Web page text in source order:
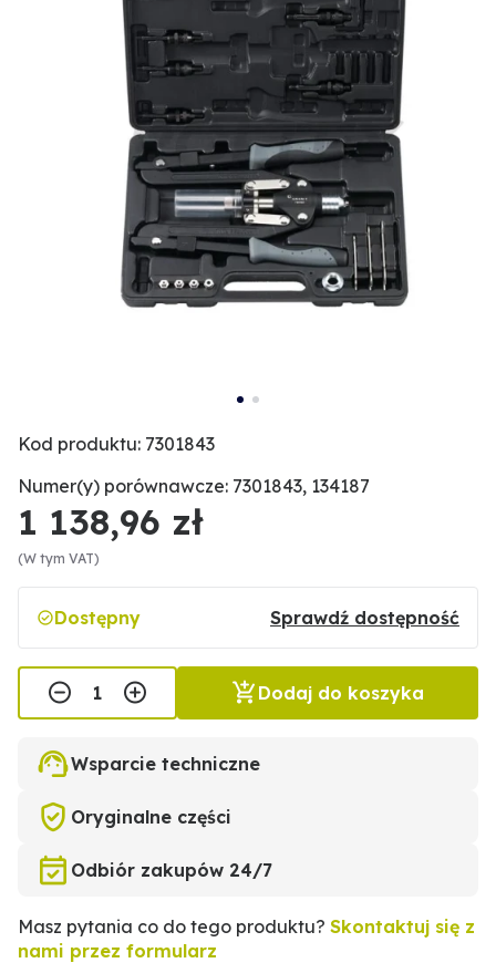
Kod produktu: 7301843
Numer(y) porównawcze: 7301843, 134187
1 138,96 zł
(W tym VAT)
Dostępny Sprawdź dostępność
Dodaj do koszyka
Wsparcie techniczne
Oryginalne części
Odbiór zakupów 24/7
Masz pytania co do tego produktu? Skontaktuj się z
nami przez formularz